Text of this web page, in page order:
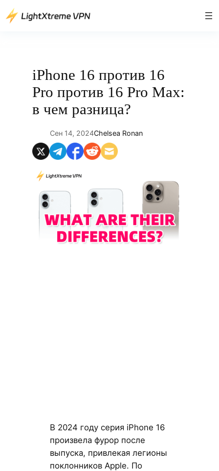
Перейти
iPhone 16 против 16
Pro против 16 Pro Max:
в чем разница?
Сен 14, 2024Chelsea Ronan
В 2024 году серия iPhone 16
произвела фурор после
выпуска, привлекая легионы
поклонников Apple. По